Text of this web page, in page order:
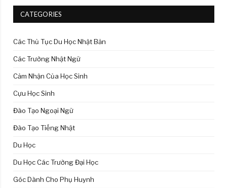
CATEGORIES
Các Thủ Tục Du Học Nhật Bản
Các Trường Nhật Ngữ
Cảm Nhận Của Học Sinh
Cựu Học Sinh
Đào Tạo Ngoại Ngữ
Đào Tạo Tiếng Nhật
Du Học
Du Học Các Trường Đại Học
Góc Dành Cho Phụ Huynh